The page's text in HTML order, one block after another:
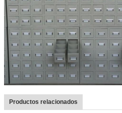
Productos relacionados